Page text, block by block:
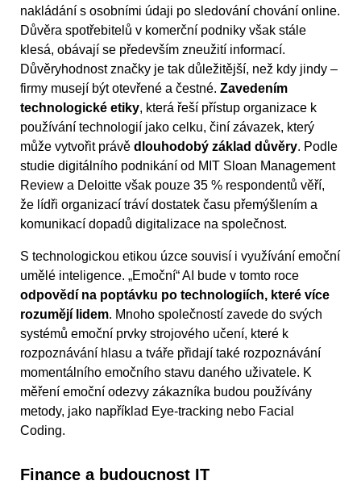
nakládání s osobními údaji po sledování chování online.
Důvěra spotřebitelů v komerční podniky však stále
klesá, obávají se především zneužití informací.
Důvěryhodnost značky je tak důležitější, než kdy jindy –
firmy musejí být otevřené a čestné. Zavedením
technologické etiky, která řeší přístup organizace k
používání technologií jako celku, činí závazek, který
může vytvořit právě dlouhodobý základ důvěry. Podle
studie digitálního podnikání od MIT Sloan Management
Review a Deloitte však pouze 35 % respondentů věří,
že lídři organizací tráví dostatek času přemýšlením a
komunikací dopadů digitalizace na společnost.
S technologickou etikou úzce souvisí i využívání emoční
umělé inteligence. „Emoční“ AI bude v tomto roce
odpovědí na poptávku po technologiích, které více
rozumějí lidem. Mnoho společností zavede do svých
systémů emoční prvky strojového učení, které k
rozpoznávání hlasu a tváře přidají také rozpoznávání
momentálního emočního stavu daného uživatele. K
měření emoční odezvy zákazníka budou používány
metody, jako například Eye-tracking nebo Facial
Coding.
Finance a budoucnost IT